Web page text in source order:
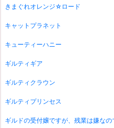
きまぐれオレンジ☆ロード
キャットプラネット
キューティーハニー
ギルティギア
ギルティクラウン
ギルティプリンセス
ギルドの受付嬢ですが、残業は嫌な